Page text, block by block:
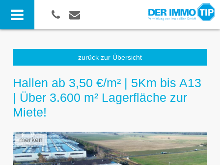
zurück zur Übersicht
Hallen ab 3,50 €/m² | 5Km bis A13
| Über 3.600 m² Lagerfläche zur
Miete!
merken